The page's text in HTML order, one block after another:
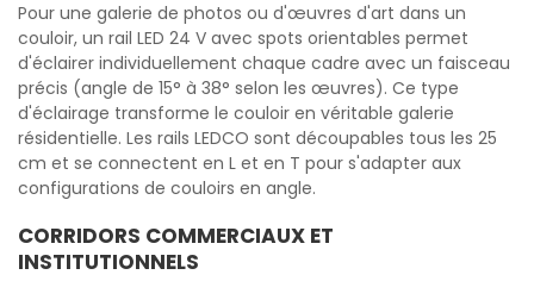
Pour une galerie de photos ou d'œuvres d'art dans un
couloir, un rail LED 24 V avec spots orientables permet
d'éclairer individuellement chaque cadre avec un faisceau
précis (angle de 15° à 38° selon les œuvres). Ce type
d'éclairage transforme le couloir en véritable galerie
résidentielle. Les rails LEDCO sont découpables tous les 25
cm et se connectent en L et en T pour s'adapter aux
configurations de couloirs en angle.
CORRIDORS COMMERCIAUX ET
INSTITUTIONNELS